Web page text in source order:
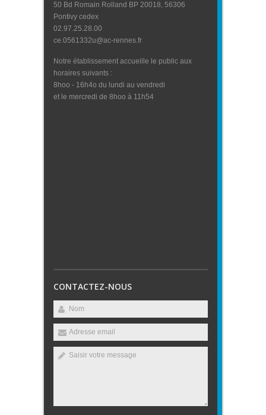
50 Bd Romain Rolland BP 20018, 56306
Pontivy cedex
02.97.25.28.00
ce.0561332u@ac-rennes.fr
Notre établissement accueille le public aux
horaires suivants :
8hoo - 16h4o du lundi au vendredi
et le mercredi de 8hoo à 11h54
CONTACTEZ-NOUS